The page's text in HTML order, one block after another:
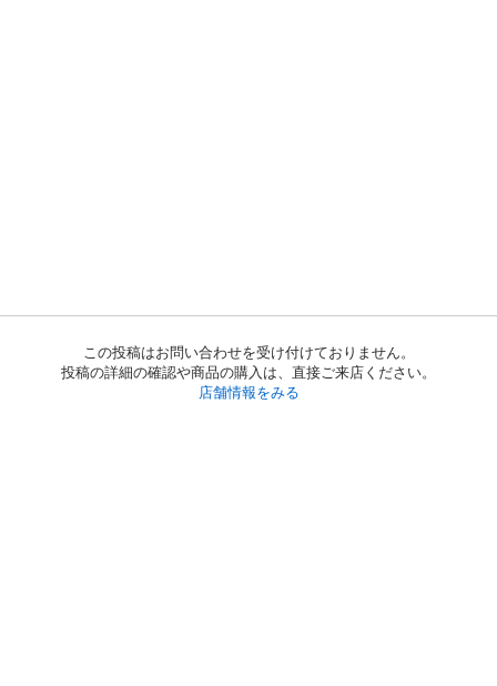
この投稿はお問い合わせを受け付けておりません。
投稿の詳細の確認や商品の購入は、直接ご来店ください。
店舗情報をみる